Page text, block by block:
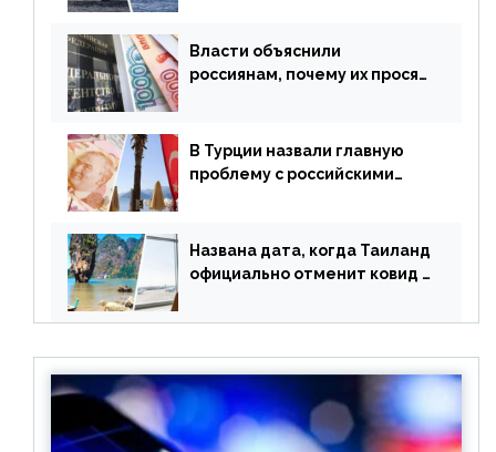
Власти объяснили
россиянам, почему их просят
В Турции назвали главную
проблему с российскими
Названа дата, когда Таиланд
официально отменит ковид и